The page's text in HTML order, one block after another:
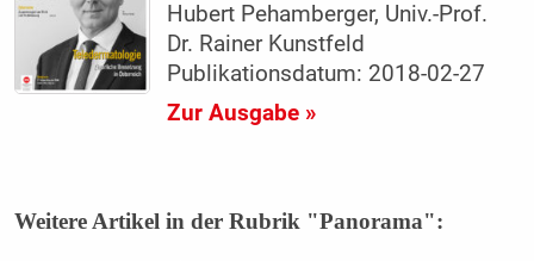
Hubert Pehamberger, Univ.-Prof.
Dr. Rainer Kunstfeld
Publikationsdatum: 2018-02-27
Zur Ausgabe »
Weitere Artikel in der Rubrik "Panorama":